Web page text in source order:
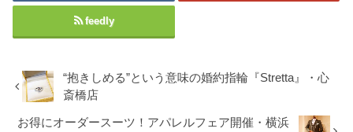
feedly
“抱きしめる”という意味の婚約指輪『Stretta』・心
斎橋店
お得にオーダースーツ！アパレルフェア開催・横浜